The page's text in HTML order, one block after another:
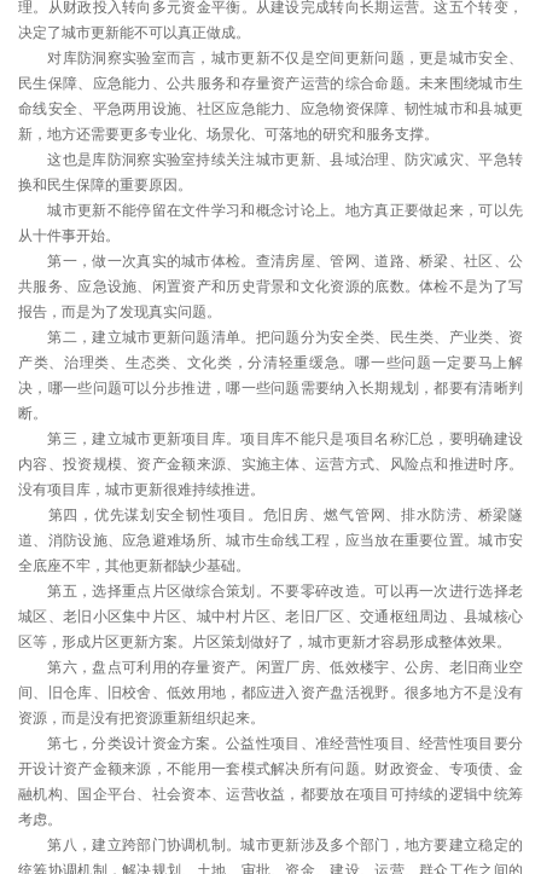
理。从财政投入转向多元资金平衡。从建设完成转向长期运营。这五个转变，
决定了城市更新能不可以真正做成。
对库防洞察实验室而言，城市更新不仅是空间更新问题，更是城市安全、
民生保障、应急能力、公共服务和存量资产运营的综合命题。未来围绕城市生
命线安全、平急两用设施、社区应急能力、应急物资保障、韧性城市和县城更
新，地方还需要更多专业化、场景化、可落地的研究和服务支撑。
这也是库防洞察实验室持续关注城市更新、县域治理、防灾减灾、平急转
换和民生保障的重要原因。
城市更新不能停留在文件学习和概念讨论上。地方真正要做起来，可以先
从十件事开始。
第一，做一次真实的城市体检。查清房屋、管网、道路、桥梁、社区、公
共服务、应急设施、闲置资产和历史背景和文化资源的底数。体检不是为了写
报告，而是为了发现真实问题。
第二，建立城市更新问题清单。把问题分为安全类、民生类、产业类、资
产类、治理类、生态类、文化类，分清轻重缓急。哪一些问题一定要马上解
决，哪一些问题可以分步推进，哪一些问题需要纳入长期规划，都要有清晰判
断。
第三，建立城市更新项目库。项目库不能只是项目名称汇总，要明确建设
内容、投资规模、资产金额来源、实施主体、运营方式、风险点和推进时序。
没有项目库，城市更新很难持续推进。
第四，优先谋划安全韧性项目。危旧房、燃气管网、排水防涝、桥梁隧
道、消防设施、应急避难场所、城市生命线工程，应当放在重要位置。城市安
全底座不牢，其他更新都缺少基础。
第五，选择重点片区做综合策划。不要零碎改造。可以再一次进行选择老
城区、老旧小区集中片区、城中村片区、老旧厂区、交通枢纽周边、县城核心
区等，形成片区更新方案。片区策划做好了，城市更新才容易形成整体效果。
第六，盘点可利用的存量资产。闲置厂房、低效楼宇、公房、老旧商业空
间、旧仓库、旧校舍、低效用地，都应进入资产盘活视野。很多地方不是没有
资源，而是没有把资源重新组织起来。
第七，分类设计资金方案。公益性项目、准经营性项目、经营性项目要分
开设计资产金额来源，不能用一套模式解决所有问题。财政资金、专项债、金
融机构、国企平台、社会资本、运营收益，都要放在项目可持续的逻辑中统筹
考虑。
第八，建立跨部门协调机制。城市更新涉及多个部门，地方要建立稳定的
统筹协调机制，解决规划、土地、审批、资金、建设、运营、群众工作之间的